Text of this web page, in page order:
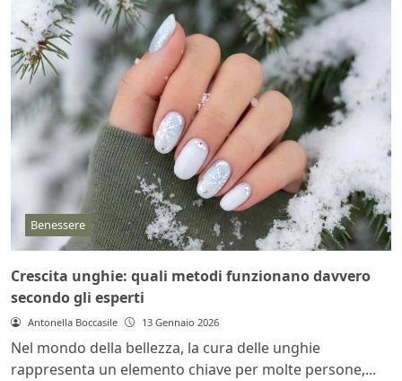
Benessere
Crescita unghie: quali metodi funzionano davvero
secondo gli esperti
Antonella Boccasile 13 Gennaio 2026
Nel mondo della bellezza, la cura delle unghie
rappresenta un elemento chiave per molte persone,...